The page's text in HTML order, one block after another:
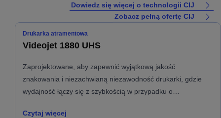
Dowiedz się więcej o technologii CIJ
Zobacz pełną ofertę CIJ
Drukarka atramentowa
Videojet 1880 UHS
Zaprojektowane, aby zapewnić wyjątkową jakość
znakowania i niezachwianą niezawodność drukarki, gdzie
wydajność łączy się z szybkością w przypadku o…
Czytaj więcej